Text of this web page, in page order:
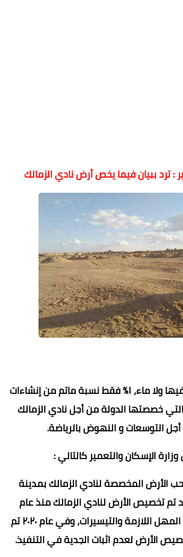
: ترد ببيان فيما يخص أرض نادي الزمالك
صحراء جرداء، لا زرع فيها ولا ماء، ١% فقط نسبة ماتم من إنشاءات
خصصتها الدولة من أجل نادي الزمالك
التوسعات و النهوض بالرياضة.
وزارة الإسكان والتعمير كالتالي :
الأرض المخصصة لنادي الزمالك بمدينة
تم تخصيص الأرض لنادي الزمالك منذ عام
٢٠٠٣، وتم منح جميع المهل اللازمة والتيسيرات، وفي عام ٢٠٢٠ تم
الأرض لعدم اثبات الجدية في التنفيذ.